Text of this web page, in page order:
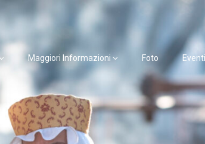
Maggiori Informazioni Foto Eventi